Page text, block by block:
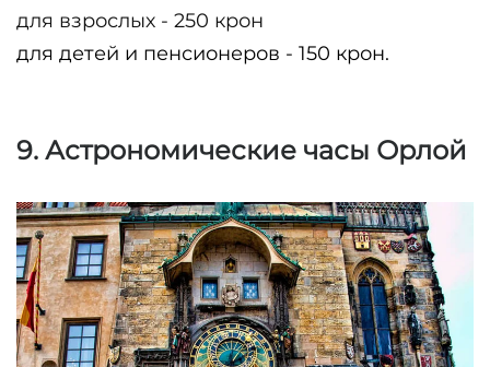
для взрослых - 250 крон
для детей и пенсионеров - 150 крон.
9. Астрономические часы Орлой